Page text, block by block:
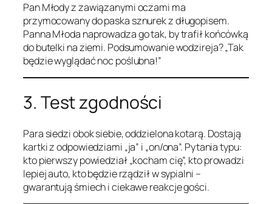
Pan Młody z zawiązanymi oczami ma
przymocowany do paska sznurek z długopisem.
Panna Młoda naprowadza go tak, by trafił końcówką
do butelki na ziemi. Podsumowanie wodzireja? „Tak
będzie wyglądać noc poślubna!”
3. Test zgodności
Para siedzi obok siebie, oddzielona kotarą. Dostają
kartki z odpowiedziami „ja” i „on/ona”. Pytania typu:
kto pierwszy powiedział „kocham cię”, kto prowadzi
lepiej auto, kto będzie rządził w sypialni –
gwarantują śmiech i ciekawe reakcje gości.